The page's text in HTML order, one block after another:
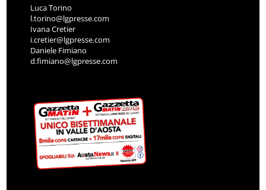
Luca Torino
l.torino@lgpresse.com
Ivana Cretier
i.cretier@lgpresse.com
Daniele Fimiano
d.fimiano@lgpresse.com